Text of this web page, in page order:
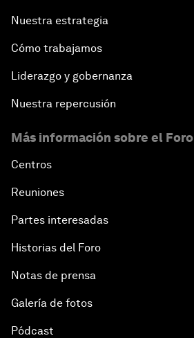
Nuestra estrategia
Cómo trabajamos
Liderazgo y gobernanza
Nuestra repercusión
Más información sobre el Foro
Centros
Reuniones
Partes interesadas
Historias del Foro
Notas de prensa
Galería de fotos
Pódcast